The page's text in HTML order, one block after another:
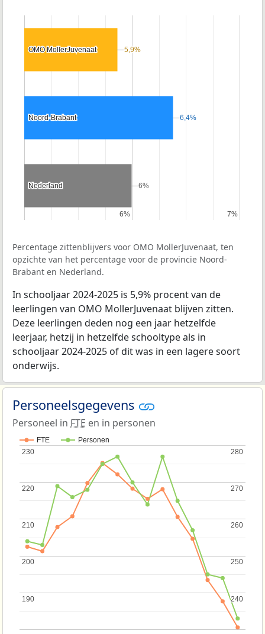
6%
6% 7%
7%
OMO MollerJuvenaat
OMO MollerJuvenaat
Noord-Brabant
Noord-Brabant
Nederland
Nederland
5,9%
5,9%
6,4%
6,4%
6%
6%
Percentage zittenblijvers voor OMO MollerJuvenaat, ten
opzichte van het percentage voor de provincie Noord-
Brabant en Nederland.
In schooljaar 2024-2025 is 5,9% procent van de
leerlingen van OMO MollerJuvenaat blijven zitten.
Deze leerlingen deden nog een jaar hetzelfde
leerjaar, hetzij in hetzelfde schooltype als in
schooljaar 2024-2025 of dit was in een lagere soort
onderwijs.
Personeelsgegevens
Personeel in FTE en in personen
FTE Personen
190
190
200
200
210
210
220
220
230
230
240
240
250
250
260
260
270
270
280
280